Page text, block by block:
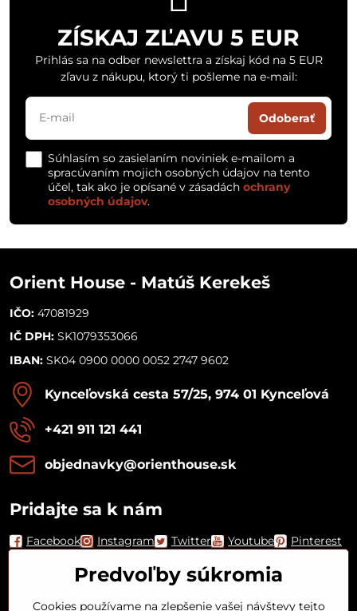
ZÍSKAJ ZĽAVU 5 EUR
Prihlás sa na odber newslettra a získaj kód na 5 EUR
zľavu z nákupu, ktorý ti pošleme na e-mail:
Odoberať
Súhlasím so zasielaním noviniek e-mailom a
spracúvaním mojich osobných údajov na tento
účel, tak ako je opísané v zásadách ochrany
osobných údajov.
Orient House - Matúš Kerekeš
IČO: 47081929
IČ DPH: SK1079353066
IBAN: SK04 0900 0000 0052 2747 9602
Kynceľovská cesta 57/25, 974 01 Kynceľová
+421 911 121 441
objednavky​@orienthouse​.sk
Pridajte sa k nám
Facebook Instagram Twitter Youtube Pinterest
Predvoľby súkromia
Cookies používame na zlepšenie vašej návštevy tejto